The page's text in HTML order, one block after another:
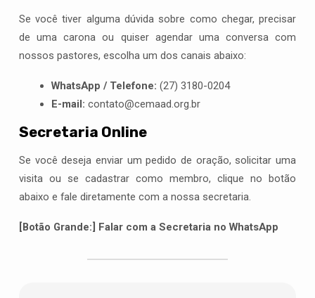
Se você tiver alguma dúvida sobre como chegar, precisar
de uma carona ou quiser agendar uma conversa com
nossos pastores, escolha um dos canais abaixo:
WhatsApp / Telefone: (27) 3180-0204
E-mail: contato@cemaad.org.br
Secretaria Online
Se você deseja enviar um pedido de oração, solicitar uma
visita ou se cadastrar como membro, clique no botão
abaixo e fale diretamente com a nossa secretaria.
[Botão Grande:] Falar com a Secretaria no WhatsApp